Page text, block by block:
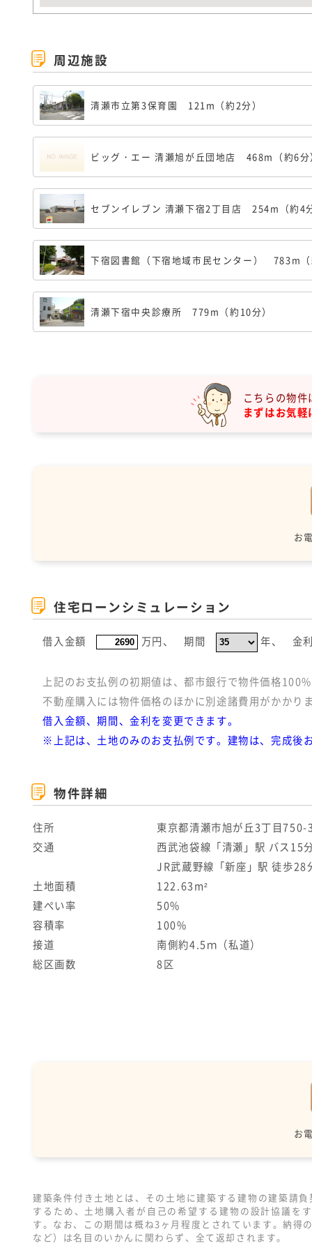
周辺施設
清瀬市立第3保育園 121m（約2分）
ビッグ・エー 清瀬旭が丘団地店 468m（約6
セブンイレブン 清瀬下宿2丁目店 254m（約4
下宿図書館（下宿地域市民センター） 783m
清瀬下宿中央診療所 779m（約10分）
こちらの物
まずはお気
お
住宅ローンシミュレーション
借入金額 万円、 期間 年、 金
上記のお支払例の初期値は、都市銀行で物件価格
不動産購入には物件価格のほかに別途諸費用がかか
借入金額、期間、金利を変更できます。
※上記は、土地のみのお支払例です。建物は、完成
物件詳細
住所
東京都清瀬市旭が丘3丁目
交通
西武池袋線「清瀬」駅 バス15
JR武蔵野線「新座」駅 徒歩28
土地面積
122.63m²
建ぺい率
50%
容積率
100%
接道
南側約4.5ｍ（私道）
総区画数
8区
お
建築条件付き土地とは、その土地に建築する建物の建築請
するため、土地購入者が自己の希望する建物の設計協議を
す。なお、この期間は概ね3ヶ月程度とされています。納
など）は名目のいかんに関わらず、全て返却されます。